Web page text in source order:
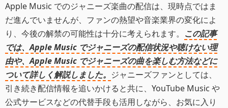
Apple Music でのジャニーズ楽曲の配信は、現時点ではま
だ進んでいませんが、ファンの熱望や音楽業界の変化によ
り、今後の解禁の可能性は十分に考えられます。 この記事
では、Apple Music でジャニーズの配信状況や聴けない理
由や、Apple Music でジャニーズの曲を楽しむ方法などに
ついて詳しく解説しました。 ジャニーズファンとしては、
引き続き配信情報を追いかけると共に、YouTube Music や
公式サービスなどの代替手段も活用しながら、お気に入り